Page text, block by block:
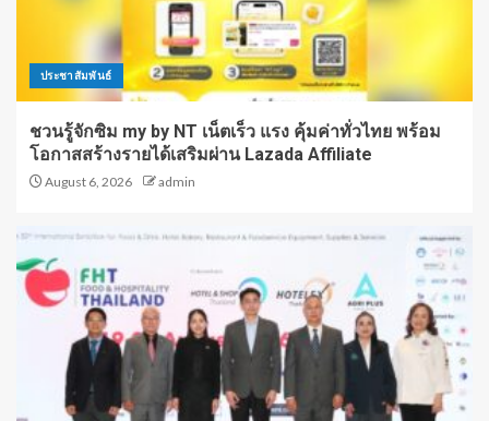
ประชาสัมพันธ์
ชวนรู้จักซิม my by NT เน็ตเร็ว แรง คุ้มค่าทั่วไทย พร้อม
โอกาสสร้างรายได้เสริมผ่าน Lazada Affiliate
August 6, 2026 admin